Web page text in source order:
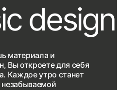
design
материала и
Вы откроете для себя
Каждое утро станет